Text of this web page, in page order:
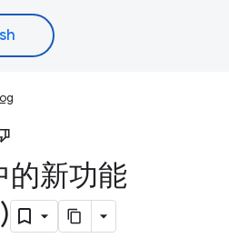
的新功能